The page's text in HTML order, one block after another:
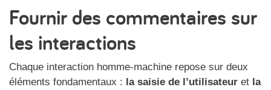
Fournir des commentaires sur
les interactions
Chaque interaction homme-machine repose sur deux
éléments fondamentaux : la saisie de l’utilisateur et la